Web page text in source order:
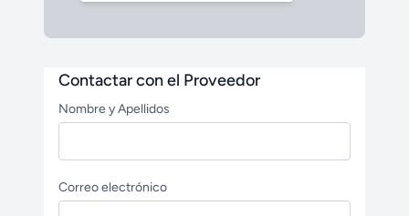
Contactar con el Proveedor
Nombre y Apellidos
Correo electrónico